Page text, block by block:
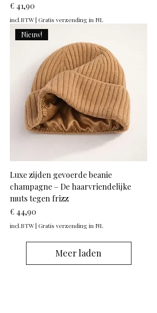
Prijs
€ 41,90
incl.BTW| Gratis verzending in NL
Nieuw!
Luxe zijden gevoerde beanie
champagne – De haarvriendelijke
muts tegen frizz
Prijs
€ 44,90
incl.BTW| Gratis verzending in NL
Meer laden